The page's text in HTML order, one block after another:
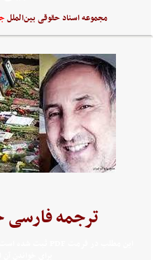
مجموعه اسناد حقوقی بین‌الملل
ترجمه